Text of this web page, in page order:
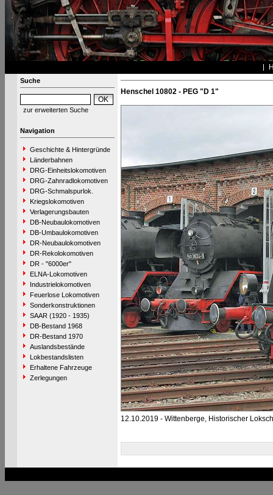
Suche
zur erweiterten Suche
Navigation
Geschichte & Hintergründe
Länderbahnen
DRG-Einheitslokomotiven
DRG-Zahnradlokomotiven
DRG-Schmalspurlok.
Kriegslokomotiven
Verlagerungsbauten
DB-Neubaulokomotiven
DB-Umbaulokomotiven
DR-Neubaulokomotiven
DR-Rekolokomotiven
DR - "6000er"
ELNA-Lokomotiven
Industrielokomotiven
Feuerlose Lokomotiven
Sonderkonstruktionen
SAAR (1920 - 1935)
DB-Bestand 1968
DR-Bestand 1970
Auslandsbestände
Lokbestandslisten
Erhaltene Fahrzeuge
Zerlegungen
Henschel 10802 - PEG "D 1"
12.10.2019 - Wittenberge, Historischer